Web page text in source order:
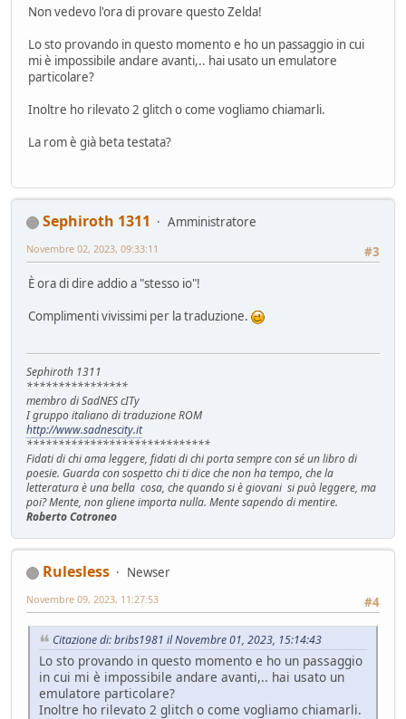
Non vedevo l'ora di provare questo Zelda!
Lo sto provando in questo momento e ho un passaggio in cui
mi è impossibile andare avanti,.. hai usato un emulatore
particolare?
Inoltre ho rilevato 2 glitch o come vogliamo chiamarli.
La rom è già beta testata?
Sephiroth 1311
Amministratore
#3
Novembre 02, 2023, 09:33:11
È ora di dire addio a "stesso io"!
Complimenti vivissimi per la traduzione.
Sephiroth 1311
****************
membro di SadNES cITy
I gruppo italiano di traduzione ROM
http://www.sadnescity.it
*****************************
Fidati di chi ama leggere, fidati di chi porta sempre con sé un libro di
poesie. Guarda con sospetto chi ti dice che non ha tempo, che la
letteratura è una bella cosa, che quando si è giovani si può leggere, ma
poi? Mente, non gliene importa nulla. Mente sapendo di mentire.
Roberto Cotroneo
Rulesless
Newser
#4
Novembre 09, 2023, 11:27:53
Citazione di: bribs1981 il Novembre 01, 2023, 15:14:43
Lo sto provando in questo momento e ho un passaggio
in cui mi è impossibile andare avanti,.. hai usato un
emulatore particolare?
Inoltre ho rilevato 2 glitch o come vogliamo chiamarli.